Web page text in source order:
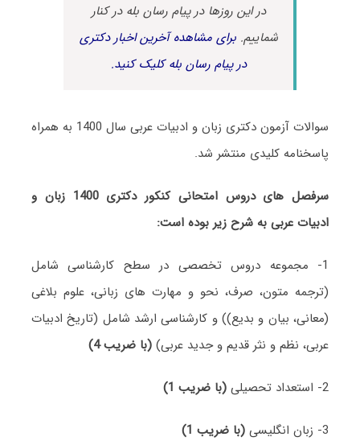
در این روزها در پیام رسان بله در کنار
شماییم.برای مشاهده آخرین اخبار دکتری
در پیام رسان بله کلیک کنید.
سوالات آزمون دکتری زبان و ادبیات عربی سال 1400 به همراه
پاسخنامه کلیدی منتشر شد.
سرفصل های دروس امتحانی کنکور دکتری 1400 زبان و
ادبیات عربی به شرح زیر بوده است:
1- مجموعه دروس تخصصی در سطح کارشناسی شامل
(ترجمه متون، صرف، نحو و مهارت های زبانی، علوم بلاغی
(معانی، بیان و بدیع)) و کارشناسی ارشد شامل (تاریخ ادبیات
عربی، نظم و نثر قدیم و جدید عربی) (با ضریب 4)
2- استعداد تحصیلی (با ضریب 1)
3- زبان انگلیسی (با ضریب 1)